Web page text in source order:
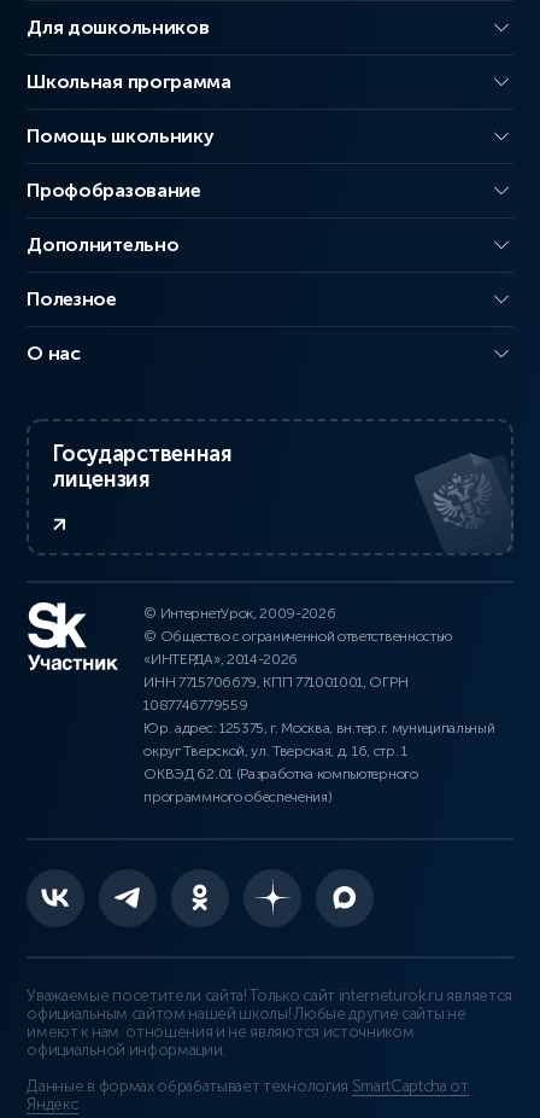
Для дошкольников
Школьная программа
Помощь школьнику
Профобразование
Дополнительно
Полезное
О нас
Государственная
лицензия
© ИнтернетУрок, 2009-2026
© Общество с ограниченной ответственностью
«ИНТЕРДА», 2014-2026
ИНН 7715706679, КПП 771001001, ОГРН
1087746779559
Юр. адрес: 125375, г. Москва, вн.тер.г. муниципальный
округ Тверской, ул. Тверская, д. 16, стр. 1
ОКВЭД 62.01 (Разработка компьютерного
программного обеспечения)
Уважаемые посетители сайта! Только сайт interneturok.ru является
официальным сайтом нашей школы! Любые другие сайты не
имеют к нам отношения и не являются источником
официальной информации.
Данные в формах обрабатывает технология SmartCaptcha от
Яндекс